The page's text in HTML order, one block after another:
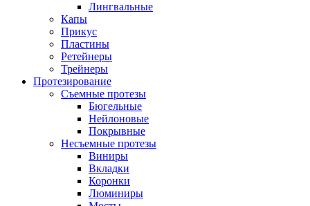
Лингвальные
Капы
Прикус
Пластины
Ретейнеры
Трейнеры
Протезирование
Съемные протезы
Бюгельные
Нейлоновые
Покрывные
Несъемные протезы
Виниры
Вкладки
Коронки
Люминиры